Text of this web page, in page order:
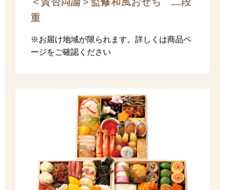
重
※お届け地域が限られます。詳しくは商品ペ
ージをご確認ください